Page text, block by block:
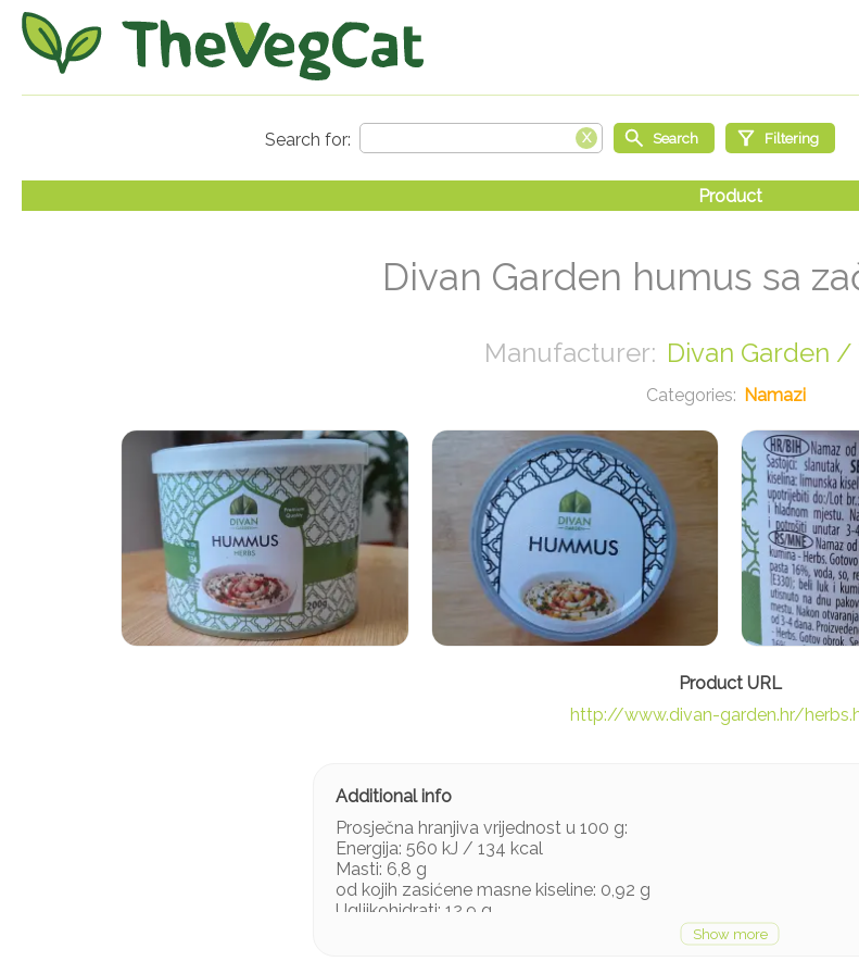
Divan Garden humus sa
Divan Garden
Namazi
http://www.divan-garden.hr/
Prosječna hranjiva vrijednost u 100 g:
Energija: 560 kJ / 134 kcal
Masti: 6,8 g
od kojih zasićene masne kiseline: 0,92 g
Ugljikohidrati: 12,9 g